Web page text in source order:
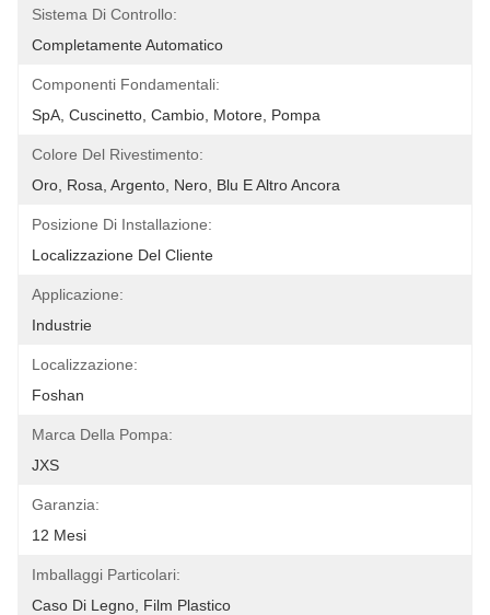
Sistema Di Controllo:
Completamente Automatico
Componenti Fondamentali:
SpA, Cuscinetto, Cambio, Motore, Pompa
Colore Del Rivestimento:
Oro, Rosa, Argento, Nero, Blu E Altro Ancora
Posizione Di Installazione:
Localizzazione Del Cliente
Applicazione:
Industrie
Localizzazione:
Foshan
Marca Della Pompa:
JXS
Garanzia:
12 Mesi
Imballaggi Particolari:
Caso Di Legno, Film Plastico